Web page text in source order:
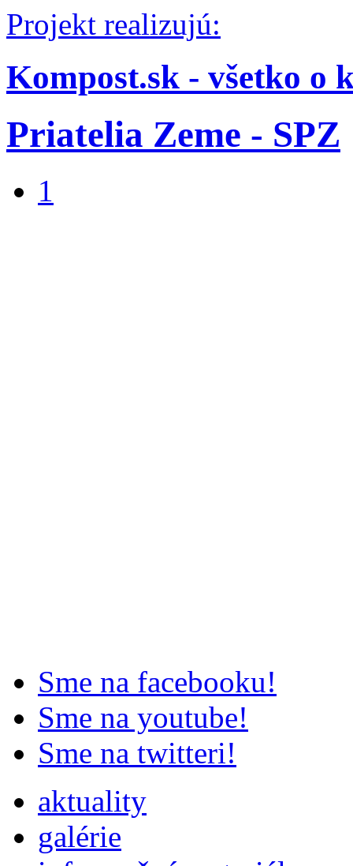
Projekt realizujú:
Kompost.sk - všetko o
Priatelia Zeme - SPZ
1
Sme na facebooku!
Sme na youtube!
Sme na twitteri!
aktuality
galérie